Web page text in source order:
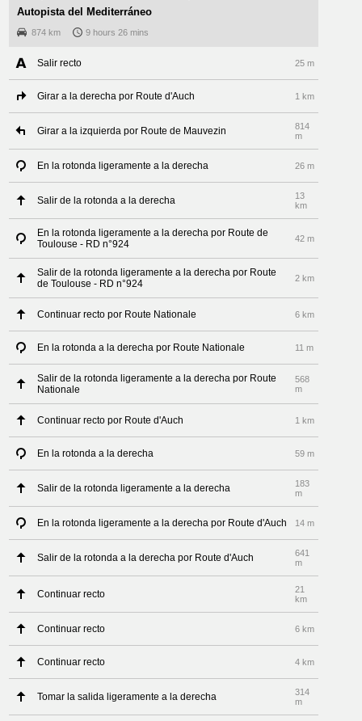
Autopista del Mediterráneo
874 km 9 hours 26 mins
Salir recto 25 m
Girar a la derecha por Route d'Auch 1 km
Girar a la izquierda por Route de Mauvezin
814
m
En la rotonda ligeramente a la derecha 26 m
Salir de la rotonda a la derecha
13
km
En la rotonda ligeramente a la derecha por Route de
Toulouse - RD n°924
42 m
Salir de la rotonda ligeramente a la derecha por Route
de Toulouse - RD n°924
2 km
Continuar recto por Route Nationale 6 km
En la rotonda a la derecha por Route Nationale 11 m
Salir de la rotonda ligeramente a la derecha por Route
Nationale
568
m
Continuar recto por Route d'Auch 1 km
En la rotonda a la derecha 59 m
Salir de la rotonda ligeramente a la derecha
183
m
En la rotonda ligeramente a la derecha por Route d'Auch 14 m
Salir de la rotonda a la derecha por Route d'Auch
641
m
Continuar recto
21
km
Continuar recto 6 km
Continuar recto 4 km
Tomar la salida ligeramente a la derecha
314
m